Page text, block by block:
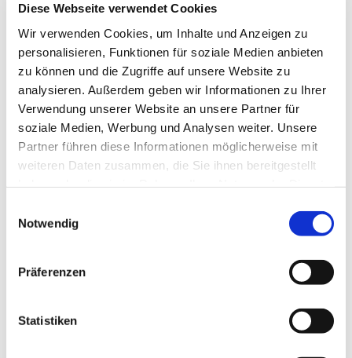
Diese Webseite verwendet Cookies
Wir verwenden Cookies, um Inhalte und Anzeigen zu
personalisieren, Funktionen für soziale Medien anbieten
zu können und die Zugriffe auf unsere Website zu
analysieren. Außerdem geben wir Informationen zu Ihrer
Verwendung unserer Website an unsere Partner für
soziale Medien, Werbung und Analysen weiter. Unsere
Partner führen diese Informationen möglicherweise mit
weiteren Daten zusammen, die Sie ihnen bereitgestellt
Notwendig
Präferenzen
Statistiken